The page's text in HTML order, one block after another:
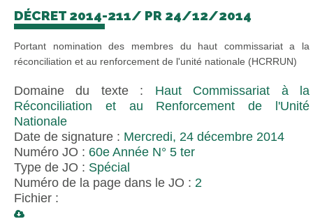
DÉCRET 2014-211/ PR 24/12/2014
Portant nomination des membres du haut commissariat a la
réconciliation et au renforcement de l'unité nationale (HCRRUN)
Domaine du texte : Haut Commissariat à la
Réconciliation et au Renforcement de l'Unité
Nationale
Date de signature : Mercredi, 24 décembre 2014
Numéro JO : 60e Année N° 5 ter
Type de JO : Spécial
Numéro de la page dans le JO : 2
Fichier :